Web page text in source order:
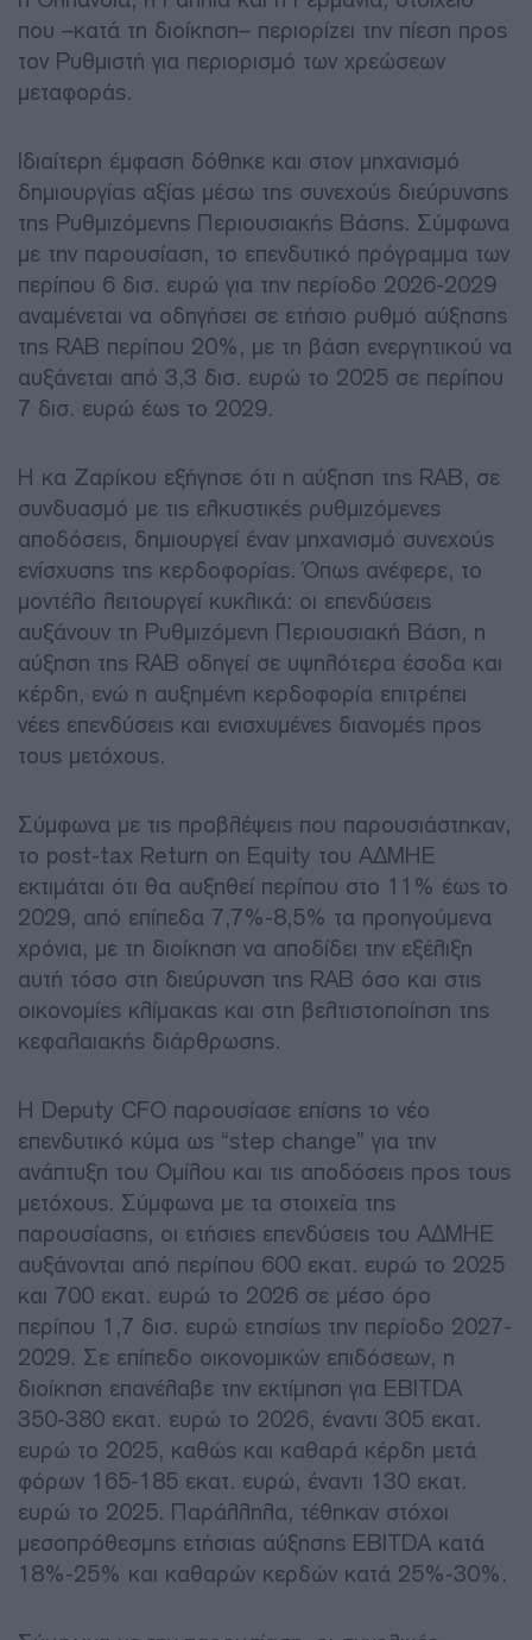
που –κατά τη διοίκηση– περιορίζει την πίεση προς
τον Ρυθμιστή για περιορισμό των χρεώσεων
μεταφοράς.
Ιδιαίτερη έμφαση δόθηκε και στον μηχανισμό
δημιουργίας αξίας μέσω της συνεχούς διεύρυνσης
της Ρυθμιζόμενης Περιουσιακής Βάσης. Σύμφωνα
με την παρουσίαση, το επενδυτικό πρόγραμμα των
περίπου 6 δισ. ευρώ για την περίοδο 2026-2029
αναμένεται να οδηγήσει σε ετήσιο ρυθμό αύξησης
της RAB περίπου 20%, με τη βάση ενεργητικού να
αυξάνεται από 3,3 δισ. ευρώ το 2025 σε περίπου
7 δισ. ευρώ έως το 2029.
Η κα Ζαρίκου εξήγησε ότι η αύξηση της RAB, σε
συνδυασμό με τις ελκυστικές ρυθμιζόμενες
αποδόσεις, δημιουργεί έναν μηχανισμό συνεχούς
ενίσχυσης της κερδοφορίας. Όπως ανέφερε, το
μοντέλο λειτουργεί κυκλικά: οι επενδύσεις
αυξάνουν τη Ρυθμιζόμενη Περιουσιακή Βάση, η
αύξηση της RAB οδηγεί σε υψηλότερα έσοδα και
κέρδη, ενώ η αυξημένη κερδοφορία επιτρέπει
νέες επενδύσεις και ενισχυμένες διανομές προς
τους μετόχους.
Σύμφωνα με τις προβλέψεις που παρουσιάστηκαν,
το post-tax Return on Equity του ΑΔΜΗΕ
εκτιμάται ότι θα αυξηθεί περίπου στο 11% έως το
2029, από επίπεδα 7,7%-8,5% τα προηγούμενα
χρόνια, με τη διοίκηση να αποδίδει την εξέλιξη
αυτή τόσο στη διεύρυνση της RAB όσο και στις
οικονομίες κλίμακας και στη βελτιστοποίηση της
κεφαλαιακής διάρθρωσης.
Η Deputy CFO παρουσίασε επίσης το νέο
επενδυτικό κύμα ως “step change” για την
ανάπτυξη του Ομίλου και τις αποδόσεις προς τους
μετόχους. Σύμφωνα με τα στοιχεία της
παρουσίασης, οι ετήσιες επενδύσεις του ΑΔΜΗΕ
αυξάνονται από περίπου 600 εκατ. ευρώ το 2025
και 700 εκατ. ευρώ το 2026 σε μέσο όρο
περίπου 1,7 δισ. ευρώ ετησίως την περίοδο 2027-
2029. Σε επίπεδο οικονομικών επιδόσεων, η
διοίκηση επανέλαβε την εκτίμηση για EBITDA
350-380 εκατ. ευρώ το 2026, έναντι 305 εκατ.
ευρώ το 2025, καθώς και καθαρά κέρδη μετά
φόρων 165-185 εκατ. ευρώ, έναντι 130 εκατ.
ευρώ το 2025. Παράλληλα, τέθηκαν στόχοι
μεσοπρόθεσμης ετήσιας αύξησης EBITDA κατά
18%-25% και καθαρών κερδών κατά 25%-30%.